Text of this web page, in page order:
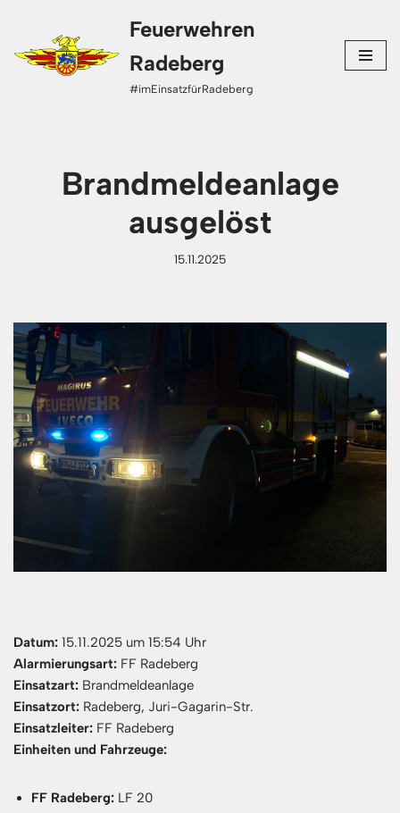
Zum
Inhalt
Feuerwehren
Radeberg
#imEinsatzfürRadeberg
Brandmeldeanlage
ausgelöst
15.11.2025
Datum: 15.11.2025 um 15:54 Uhr
Alarmierungsart: FF Radeberg
Einsatzart: Brandmeldeanlage
Einsatzort: Radeberg, Juri-Gagarin-Str.
Einsatzleiter: FF Radeberg
Einheiten und Fahrzeuge:
FF Radeberg: LF 20